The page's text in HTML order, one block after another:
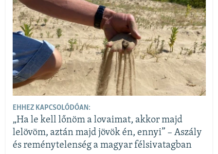
EHHEZ KAPCSOLÓDÓAN:
„Ha le kell lőnöm a lovaimat, akkor majd
lelövöm, aztán majd jövök én, ennyi” – Aszály
és reménytelenség a magyar félsivatagban